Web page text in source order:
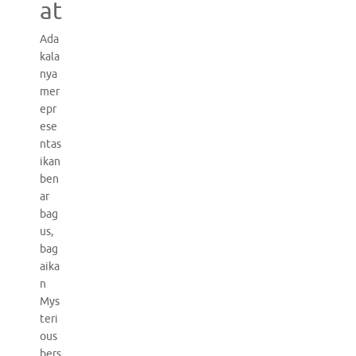
at
Ada
kala
nya
mer
epr
ese
ntas
ikan
ben
ar
bag
us,
bag
aika
n
Mys
teri
ous